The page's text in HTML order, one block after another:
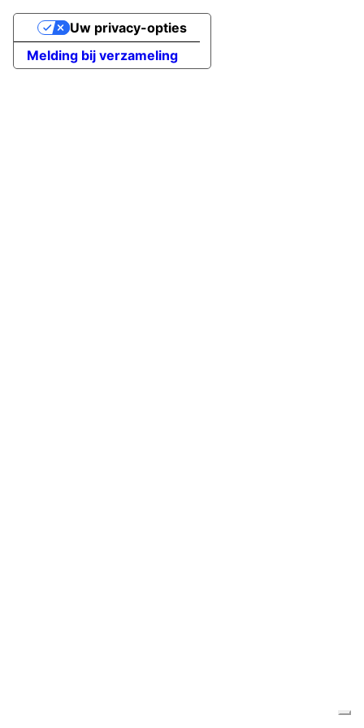
Melding bij verzameling
Uw privacy-opties